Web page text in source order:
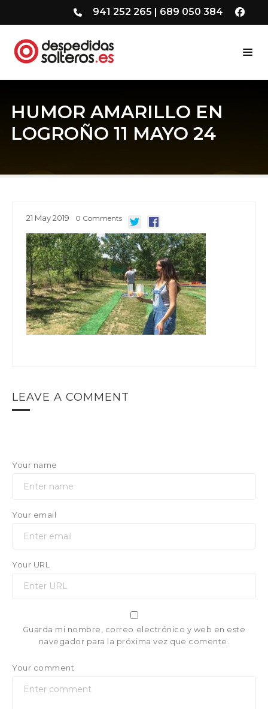
941 252 265 | 689 050 384
HUMOR AMARILLO EN
LOGROÑO 11 MAYO 24
21 May2019 0 Comments
LEAVE A COMMENT
Your name
Your email
Your URL
Guarda mi nombre, correo electrónico y web en este
navegador para la próxima vez que comente.
Your comment